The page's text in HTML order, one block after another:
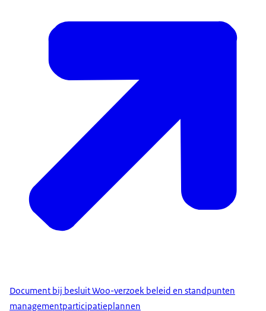
Document bij besluit Woo-verzoek beleid en standpunten
managementparticipatieplannen